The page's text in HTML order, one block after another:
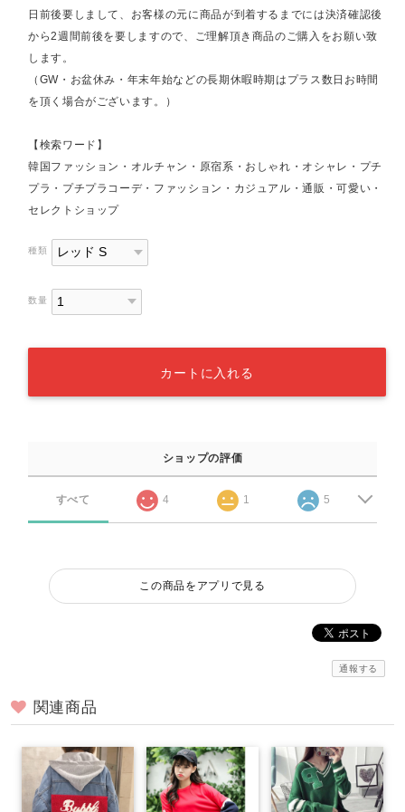
日前後要しまして、お客様の元に商品が到着するまでには決済確認後
から2週間前後を要しますので、ご理解頂き商品のご購入をお願い致
します。
（GW・お盆休み・年末年始などの長期休暇時期はプラス数日お時間
を頂く場合がございます。）
【検索ワード】
韓国ファッション・オルチャン・原宿系・おしゃれ・オシャレ・プチ
プラ・プチプラコーデ・ファッション・カジュアル・通販・可愛い・
セレクトショップ
種類
数量
カートに入れる
ショップの評価
すべて 4 1 5
この商品をアプリで見る
通報する
関連商品